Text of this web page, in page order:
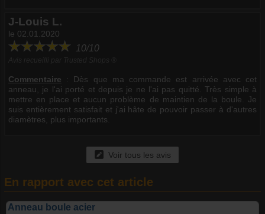
J-Louis L.
le 02.01.2020
10/10
Commentaire : Dès que ma commande est arrivée avec cet
anneau, je l'ai porté et depuis je ne l'ai pas quitté. Très simple à
mettre en place et aucun problème de maintien de la boule. Je
suis entièrement satisfait et j'ai hâte de pouvoir passer à d'autres
diamètres, plus importants.
Voir tous les avis
En rapport avec cet article
Anneau boule acier